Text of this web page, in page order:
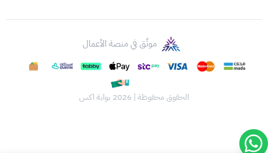
موثّق في منصة الأعمال
الحقوق محفوظة | 2026 بوابة اكس